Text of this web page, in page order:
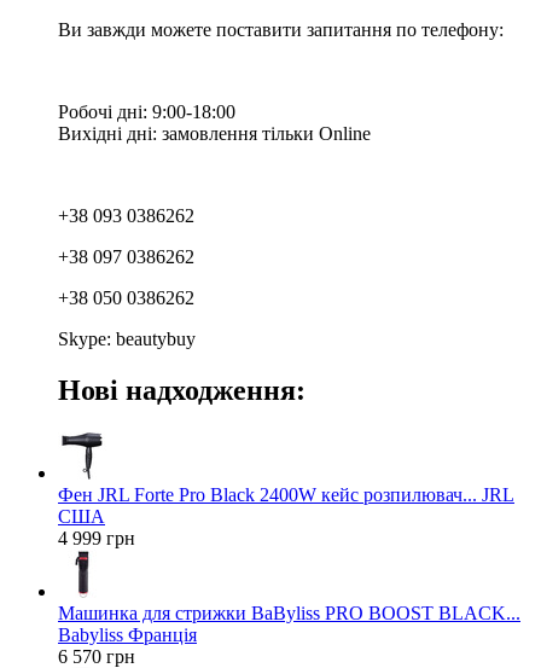
Ви завжди можете поставити запитання по телефону:
Робочі дні: 9:00-18:00
Вихідні дні: замовлення тільки Online
+38 093 0386262
+38 097 0386262
+38 050 0386262
Skype: beautybuy
Нові надходження:
Фен JRL Forte Pro Black 2400W кейс розпилювач... JRL
США
4 999 грн
Машинка для стрижки BaByliss PRO BOOST BLACK...
Babyliss Франція
6 570 грн